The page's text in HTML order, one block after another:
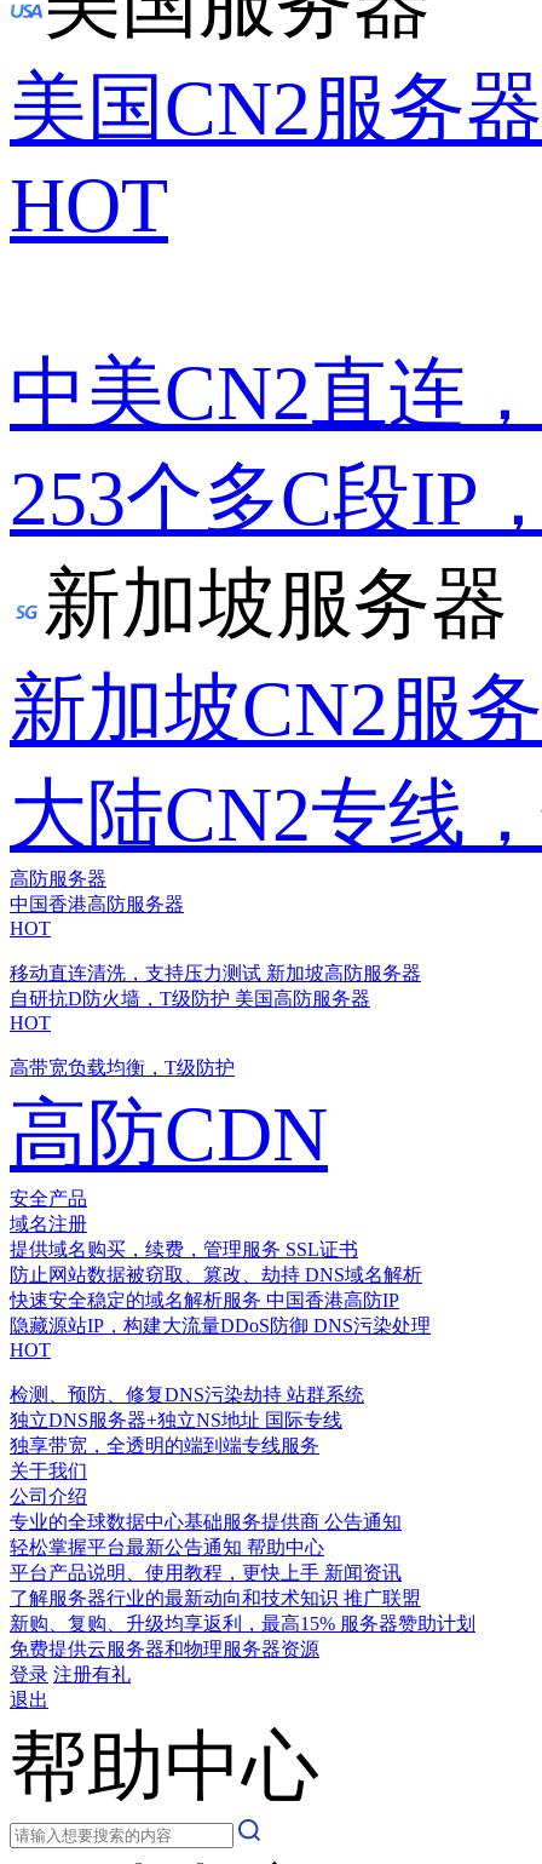
美国CN2服务器
HOT
中美CN2直连
253个多C段IP
新加坡服务器
新加坡CN2服
大陆CN2专线
高防服务器
中国香港高防服务器
HOT
移动直连清洗，支持压力测试 新加坡高防服务器
自研抗D防火墙，T级防护 美国高防服务器
HOT
高带宽负载均衡，T级防护
高防CDN
安全产品
域名注册
提供域名购买，续费，管理服务 SSL证书
防止网站数据被窃取、篡改、劫持 DNS域名解析
快速安全稳定的域名解析服务 中国香港高防IP
隐藏源站IP，构建大流量DDoS防御 DNS污染处理
HOT
检测、预防、修复DNS污染劫持 站群系统
独立DNS服务器+独立NS地址 国际专线
独享带宽，全透明的端到端专线服务
关于我们
公司介绍
专业的全球数据中心基础服务提供商 公告通知
轻松掌握平台最新公告通知 帮助中心
平台产品说明、使用教程，更快上手 新闻资讯
了解服务器行业的最新动向和技术知识 推广联盟
新购、复购、升级均享返利，最高15% 服务器赞助计划
免费提供云服务器和物理服务器资源
登录 注册有礼
退出
帮助中心